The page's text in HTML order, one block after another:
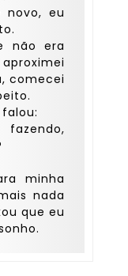
eu
não era
comecei
minha
nada
que eu